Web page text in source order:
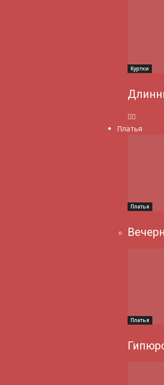
Куртки
Платья
Платья
Платья